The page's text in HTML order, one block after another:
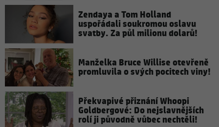
Zendaya a Tom Holland
uspořádali soukromou oslavu
svatby. Za půl milionu dolarů!
Manželka Bruce Willise otevřeně
promluvila o svých pocitech viny!
Překvapivé přiznání Whoopi
Goldbergové: Do nejslavnějších
rolí ji původně vůbec nechtěli!